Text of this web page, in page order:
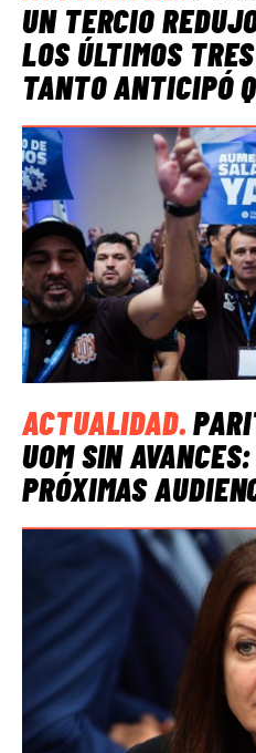
UN TERCIO
LOS ÚLTIMOS
TANTO ANTICIPÓ
ACTUALIDAD.
UOM SIN
PRÓXIMAS